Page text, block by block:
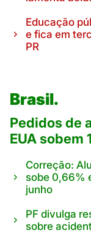
Educação
e fica em
PR
Brasil.
Pedidos de
EUA sobem
Correção:
sobe 0,66%
junho
PF divulga
sobre